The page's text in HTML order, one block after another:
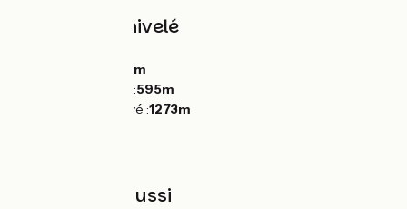
Pentes et dénivelé
1373m
Point le plus bas :595m
Point le plus élevé :1273m
À découvrir aussi